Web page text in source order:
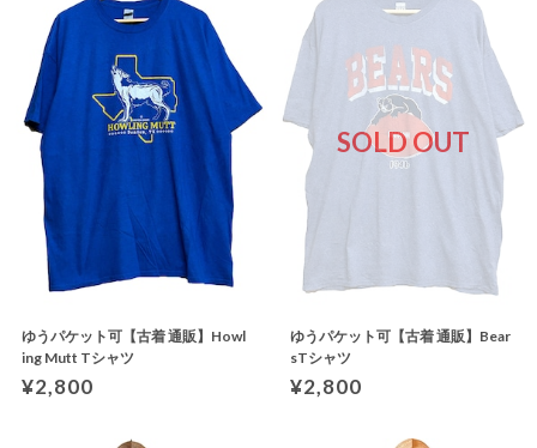
ゆうパケット可【古着 通販】Howl
ing Mutt Tシャツ
¥2,800
SOLD OUT
ゆうパケット可【古着 通販】Bear
sTシャツ
¥2,800